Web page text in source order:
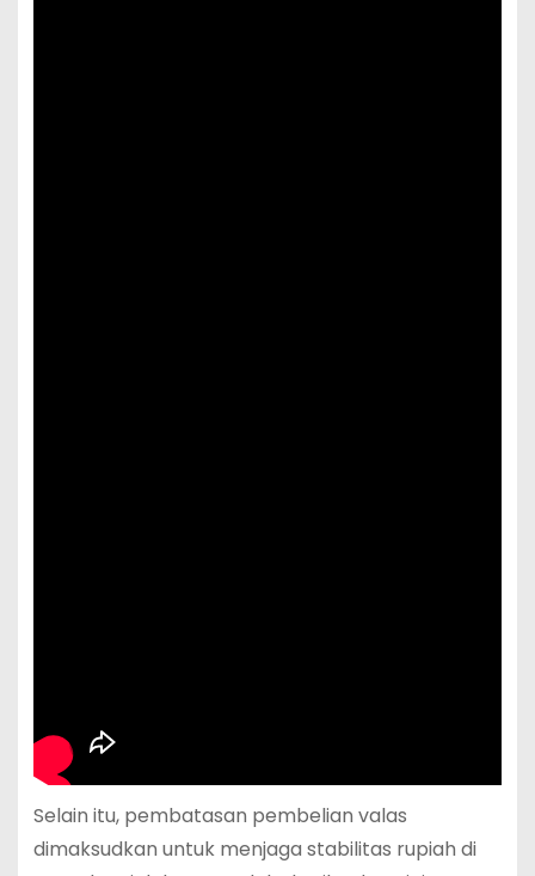
Selain itu, pembatasan pembelian valas
dimaksudkan untuk menjaga stabilitas rupiah di